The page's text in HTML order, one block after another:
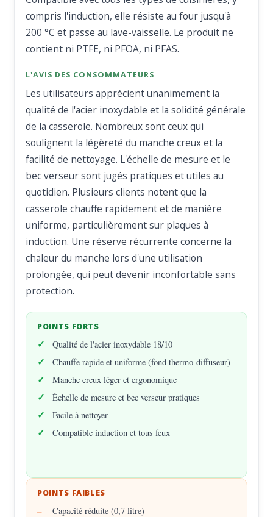
compris l'induction, elle résiste au four jusqu'à
200 °C et passe au lave-vaisselle. Le produit ne
contient ni PTFE, ni PFOA, ni PFAS.
L'AVIS DES CONSOMMATEURS
Les utilisateurs apprécient unanimement la
qualité de l'acier inoxydable et la solidité générale
de la casserole. Nombreux sont ceux qui
soulignent la légèreté du manche creux et la
facilité de nettoyage. L'échelle de mesure et le
bec verseur sont jugés pratiques et utiles au
quotidien. Plusieurs clients notent que la
casserole chauffe rapidement et de manière
uniforme, particulièrement sur plaques à
induction. Une réserve récurrente concerne la
chaleur du manche lors d'une utilisation
prolongée, qui peut devenir inconfortable sans
protection.
POINTS FORTS
Qualité de l'acier inoxydable 18/10
Chauffe rapide et uniforme (fond thermo-diffuseur)
Manche creux léger et ergonomique
Échelle de mesure et bec verseur pratiques
Facile à nettoyer
Compatible induction et tous feux
POINTS FAIBLES
Capacité réduite (0,7 litre)